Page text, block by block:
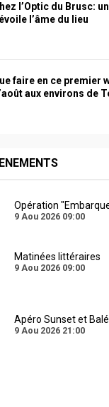
l’Optic du Brusc:
l’âme du lieu
faire en ce premier
aux environs de
Opération
9 Aou 2026 09:00
Matinées littéraires
9 Aou 2026 09:00
Apéro Sunset et
9 Aou 2026 21:00